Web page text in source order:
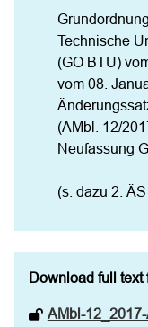
Technische
(GO BTU)
vom 08.
(AMbl. 12/
Neufassung
(s. dazu 2.
Download full text
AMbl-